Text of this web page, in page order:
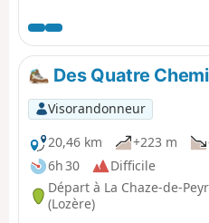
soit de redescendre par
de Pays du Tour des Monts
de continuer sur les chemins
Compostelle, de rejoindre le
village d'Aubrac.
Des Quatre
Visorandonneur
20,46 km
+223 m
6h 30
Difficile
Départ à La Chaze-de-
(Lozère)